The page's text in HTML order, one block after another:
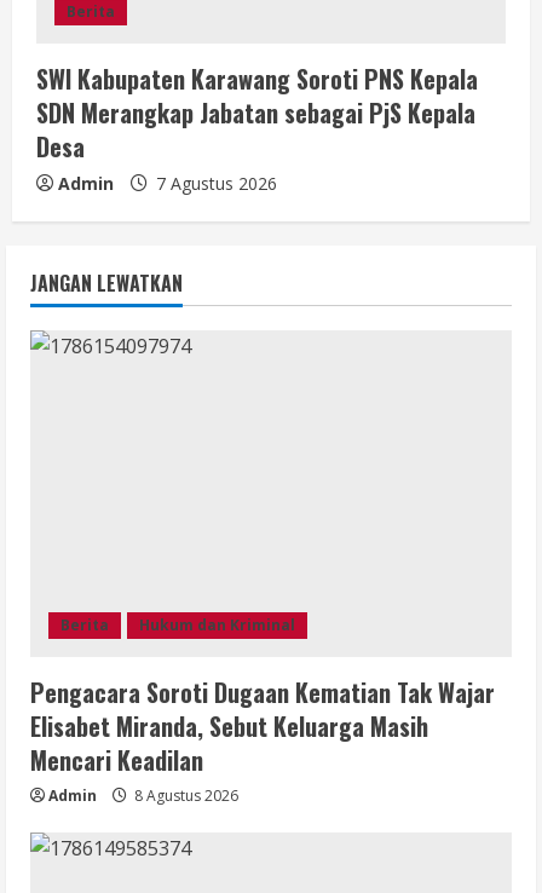
Berita
SWI Kabupaten Karawang Soroti PNS Kepala
SDN Merangkap Jabatan sebagai PjS Kepala
Desa
Admin 7 Agustus 2026
JANGAN LEWATKAN
Berita Hukum dan Kriminal
Pengacara Soroti Dugaan Kematian Tak Wajar
Elisabet Miranda, Sebut Keluarga Masih
Mencari Keadilan
Admin 8 Agustus 2026